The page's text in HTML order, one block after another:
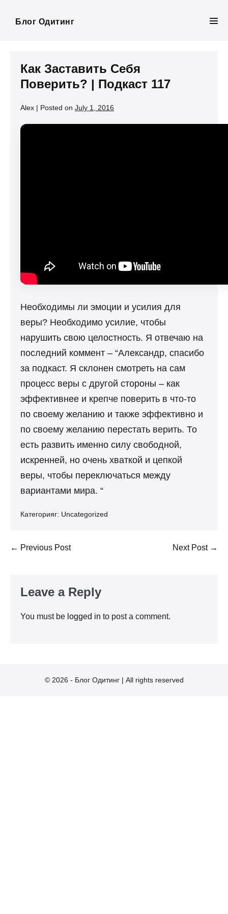
Блог Одитинг
Как Заставить Себя
Поверить? | Подкаст 117
Alex | Posted on July 1, 2016
Необходимы ли эмоции и усилия для
веры? Необходимо усилие, чтобы
нарушить свою целостность. Я отвечаю на
последний коммент – “Александр, спасибо
за подкаст. Я склонен смотреть на сам
процесс веры с другой стороны – как
эффективнее и крепче поверить в что-то
по своему желанию и также эффективно и
по своему желанию перестать верить. То
есть развить именно силу свободной,
искренней, но очень хваткой и цепкой
веры, чтобы переключаться между
вариантами мира. “
Категорияr: Uncategorized
Post
← Previous Post Next Post →
Leave a Reply
You must be logged in to post a comment.
© 2026 - Блог Одитинг | All rights reserved